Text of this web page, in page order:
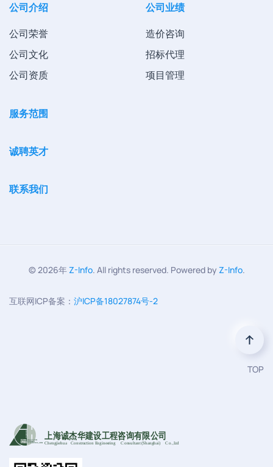
公司介绍
公司荣誉
公司文化
公司资质
公司业绩
造价咨询
招标代理
项目管理
服务范围
诚聘英才
联系我们
© 2026年Z-Info. All rights reserved. Powered by Z-Info.
互联网ICP备案： 沪ICP备18027874号-2
TOP
上海诚杰华建设工程咨询有限公司
Chengjiehua Construction Engineering C onsultant (Shanghai) C o.,Ltd